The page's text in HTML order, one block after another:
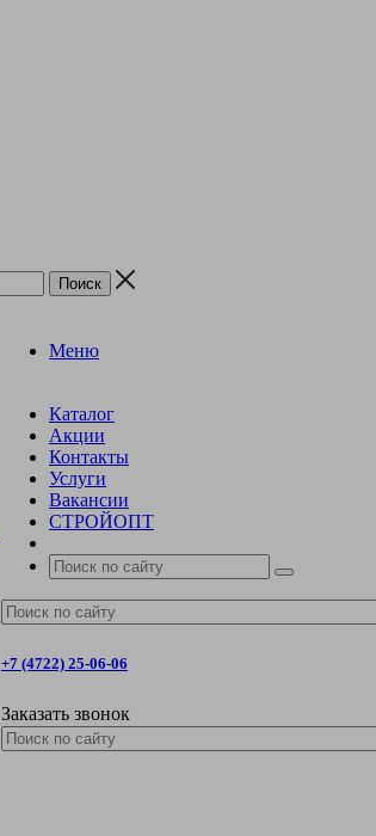
Меню
Каталог
Акции
Контакты
Услуги
Вакансии
СТРОЙОПТ
+7 (4722) 25-06-06
Заказать звонок